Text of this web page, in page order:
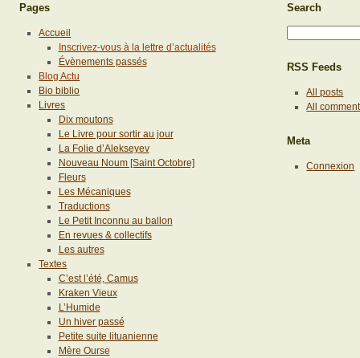
Pages
Accueil
Inscrivez-vous à la lettre d’actualités
Évènements passés
Blog Actu
Bio biblio
Livres
Dix moutons
Le Livre pour sortir au jour
La Folie d’Alekseyev
Nouveau Noum [Saint Octobre]
Fleurs
Les Mécaniques
Traductions
Le Petit Inconnu au ballon
En revues & collectifs
Les autres
Textes
C’est l’été, Camus
Kraken Vieux
L’Humide
Un hiver passé
Petite suite lituanienne
Mère Ourse
Search
RSS Feeds
All posts
All
Meta
Connexion